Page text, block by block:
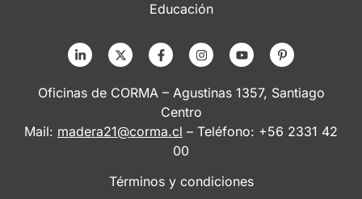
Educación
Oficinas de CORMA – Agustinas 1357, Santiago
Centro
Mail: madera21@corma.cl – Teléfono: +56 2331 42
00
Términos y condiciones